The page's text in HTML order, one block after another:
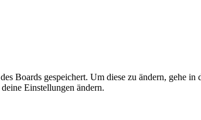
Boards gespeichert. Um diese zu ändern, gehe
Einstellungen ändern.